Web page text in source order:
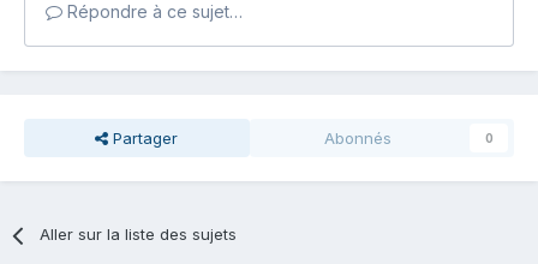
Répondre à ce sujet…
Partager Abonnés 0
Aller sur la liste des sujets